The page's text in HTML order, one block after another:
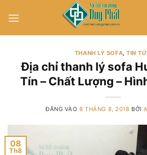
qua
THANH LÝ SOFA,TIN
Địa chỉ thanh lý sofa
Tín – Chất Lượng –
ĐĂNG VÀO8 THÁNG 8, 2018 BỞI
08
Th8